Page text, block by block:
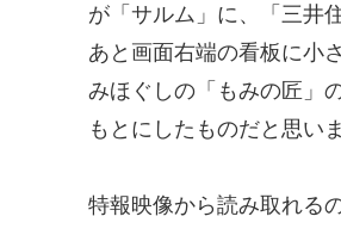
が「サルム」に、「三井
あと画面右端の看板に小
みほぐしの「もみの匠」
もとにしたものだと思いま
特報映像から読み取れる